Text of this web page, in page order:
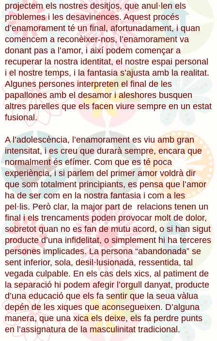
projectem els nostres desitjos, que anul·len els
problemes i les desavinences. Aquest procés
d’enamorament té un final, afortunadament, i quan
comencem a reconèixer-nos, l’enamorament va
donant pas a l’amor, i així podem començar a
recuperar la nostra identitat, el nostre espai personal
i el nostre temps, i la fantasia s’ajusta amb la realitat.
Algunes persones interpreten el final de les
papallones amb el desamor i aleshores busquen
altres parelles que els facen viure sempre en un estat
fusional.
A l’adolescència, l’enamorament es viu amb gran
intensitat, i es creu que durarà sempre, encara que
normalment és efímer. Com que es té poca
experiència, i si parlem del primer amor voldrà dir
que som totalment principiants, es pensa que l’amor
ha de ser com en la nostra fantasia i com a les
pel·lis. Però clar, la major part de relacions tenen un
final i els trencaments poden provocar molt de dolor,
sobretot quan no es fan de mutu acord, o si han sigut
producte d’una infidelitat, o simplement hi ha terceres
persones implicades. La persona “abandonada” se
sent inferior, sola, desil·lusionada, ressentida, tal
vegada culpable. En els cas dels xics, al patiment de
la separació hi podem afegir l’orgull danyat, producte
d’una educació que els fa sentir que la seua vàlua
depén de les xiques que aconsegueixen. D’alguna
manera, que una xica els deixe, els fa perdre punts
en l’assignatura de la masculinitat tradicional.